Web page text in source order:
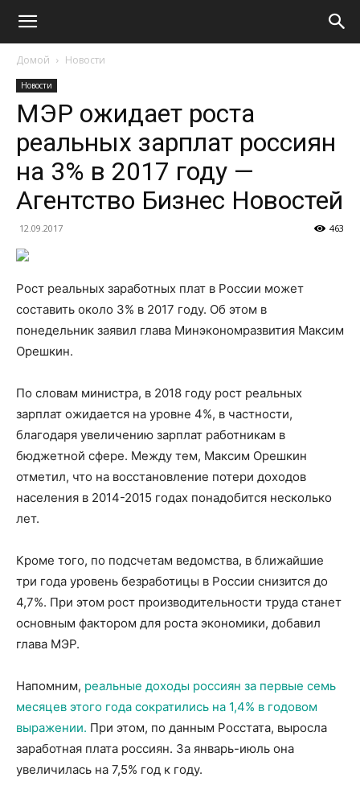
Домой Новости
Новости
МЭР ожидает роста
реальных зарплат россиян
на 3% в 2017 году —
Агентство Бизнес Новостей
12.09.2017 463
Рост реальных заработных плат в России может
составить около 3% в 2017 году. Об этом в
понедельник заявил глава Минэкономразвития Максим
Орешкин.
По словам министра, в 2018 году рост реальных
зарплат ожидается на уровне 4%, в частности,
благодаря увеличению зарплат работникам в
бюджетной сфере. Между тем, Максим Орешкин
отметил, что на восстановление потери доходов
населения в 2014-2015 годах понадобится несколько
лет.
Кроме того, по подсчетам ведомства, в ближайшие
три года уровень безработицы в России снизится до
4,7%. При этом рост производительности труда станет
основным фактором для роста экономики, добавил
глава МЭР.
Напомним, реальные доходы россиян за первые семь
месяцев этого года сократились на 1,4% в годовом
выражении. При этом, по данным Росстата, выросла
заработная плата россиян. За январь-июль она
увеличилась на 7,5% год к году.